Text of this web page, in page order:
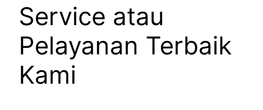
Service atau
Pelayanan Terbaik
Kami